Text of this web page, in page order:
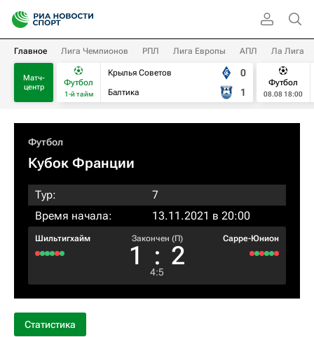
Главное Лига Чемпионов РПЛ Лига Европы АПЛ Ла Лига
Матч-
центр
Футбол
1-й тайм
Крылья Советов
Балтика
0
1
Футбол
08.08 18:00
Футбол
Кубок Франции
Тур:
7
Время начала:
13.11.2021 в 20:00
Шильтигхайм Закончен (П)
1 : 2
Сарре-Юнион
4:5
Статистика